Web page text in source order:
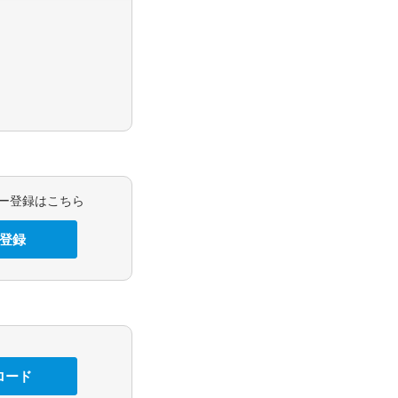
登録はこちら
録
ード